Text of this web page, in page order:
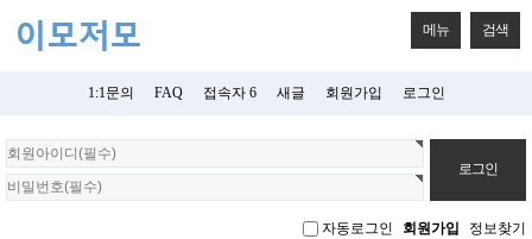
메뉴 검색
1:1문의 FAQ 접속자 6 새글 회원가입 로그인
회
원
로
자동로그인 회원가입 정보찾기